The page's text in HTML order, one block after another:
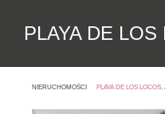
PLAYA DE
NIERUCHOMOŚCI PLAYA DE LOS